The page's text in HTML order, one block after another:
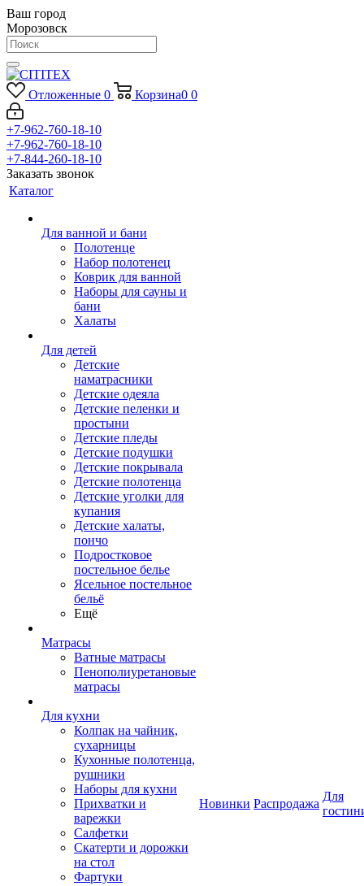
Ваш город
Морозовск
Отложенные 0 Корзина0 0
+7-962-760-18-10
+7-962-760-18-10
+7-844-260-18-10
Заказать звонок
Каталог
Для ванной и бани
Полотенце
Набор полотенец
Коврик для ванной
Наборы для сауны и
бани
Халаты
Для детей
Детские
наматрасники
Детские одеяла
Детские пеленки и
простыни
Детские пледы
Детские подушки
Детские покрывала
Детские полотенца
Детские уголки для
купания
Детские халаты,
пончо
Подростковое
постельное белье
Ясельное постельное
бельё
Ещё
Матрасы
Ватные матрасы
Пенополиуретановые
матрасы
Для кухни
Колпак на чайник,
сухарницы
Кухонные полотенца,
рушники
Наборы для кухни
Прихватки и
варежки
Салфетки
Скатерти и дорожки
на стол
Фартуки
Новинки Распродажа
Для